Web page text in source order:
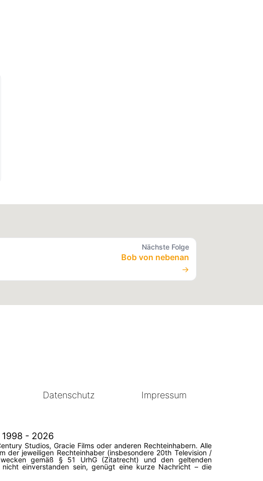
Nächste Folge
Bob von nebenan
→
Datenschutz Impressum
- 2026
Studios, Gracie Films oder anderen Rechteinhabern. Alle
der jeweiligen Rechteinhaber (insbesondere 20th Television /
gemäß § 51 UrhG (Zitatrecht) und den geltenden
einverstanden sein, genügt eine kurze Nachricht – die